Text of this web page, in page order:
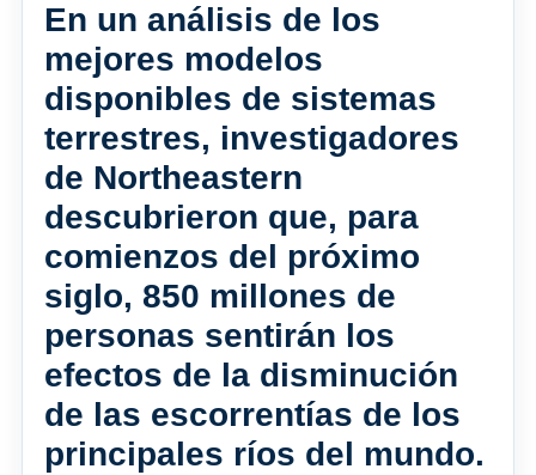
En un análisis de los
mejores modelos
disponibles de sistemas
terrestres, investigadores
de Northeastern
descubrieron que, para
comienzos del próximo
siglo, 850 millones de
personas sentirán los
efectos de la disminución
de las escorrentías de los
principales ríos del mundo.